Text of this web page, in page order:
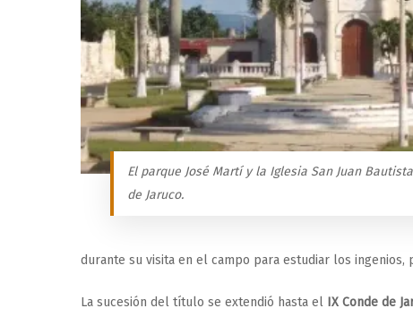
El parque José Martí y la Iglesia San Juan
de Jaruco.
durante su visita en el campo para estudiar los
La sucesión del título se extendió hasta el IX Conde de